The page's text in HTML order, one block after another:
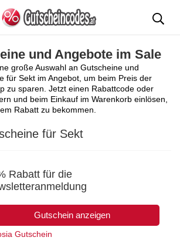
und Angebote im Sale
große Auswahl an Gutscheine und
für Sekt im Angebot, um beim Preis der
zu sparen. Jetzt einen Rabattcode oder
und beim Einkauf im Warenkorb einlösen,
Rabatt zu bekommen.
für Sekt
Rabatt für die
Gutschein anzeigen
Gutschein